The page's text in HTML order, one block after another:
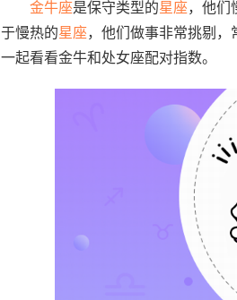
金牛座是保守类型的星座，他们
于慢热的星座，他们做事非常挑剔，
一起看看金牛和处女座配对指数。